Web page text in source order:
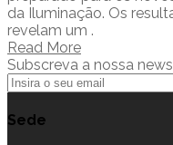
da Iluminação. Os
revelam um .
Read More
Subscreva a nossa
Sede